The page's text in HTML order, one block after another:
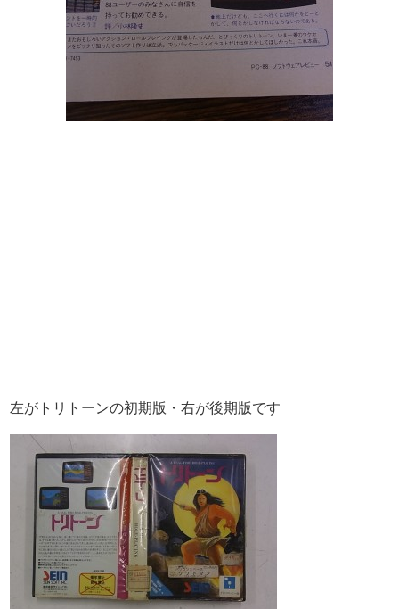
左がトリトーンの初期版・右が後期版です